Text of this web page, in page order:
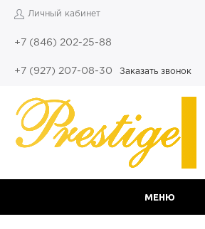
Личный кабинет
+7 (846) 202-25-88
+7 (927) 207-08-30 Заказать звонок
МЕНЮ